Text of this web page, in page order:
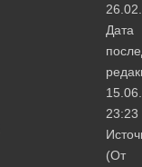
Дата
23:23
(От